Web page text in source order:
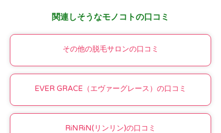
関連しそうなモノコトの口コミ
その他の脱毛サロンの口コミ
EVER GRACE（エヴァーグレース）の口コミ
RiNRiN(リンリン)の口コミ